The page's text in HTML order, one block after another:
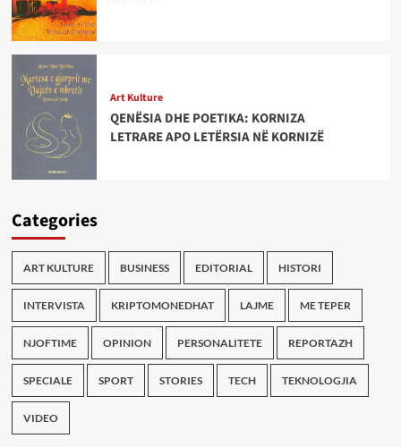
Art Kulture
QENËSIA DHE POETIKA: KORNIZA
LETRARE APO LETËRSIA NË KORNIZË
Categories
ART KULTURE BUSINESS EDITORIAL HISTORI
INTERVISTA KRIPTOMONEDHAT LAJME ME TEPER
NJOFTIME OPINION PERSONALITETE REPORTAZH
SPECIALE SPORT STORIES TECH TEKNOLOGJIA
VIDEO